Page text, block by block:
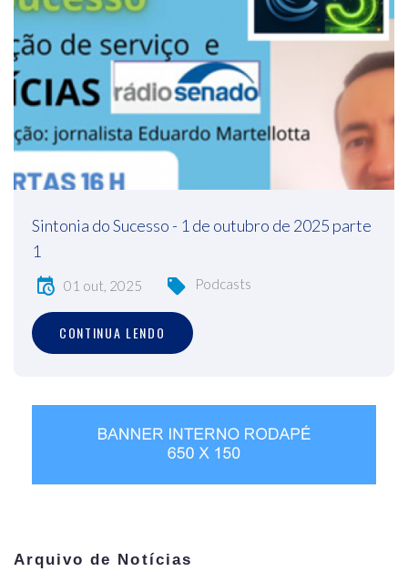
Sintonia do Sucesso - 1 de outubro de 2025 parte
1
01 out, 2025 Podcasts
CONTINUA LENDO
Arquivo de Notícias